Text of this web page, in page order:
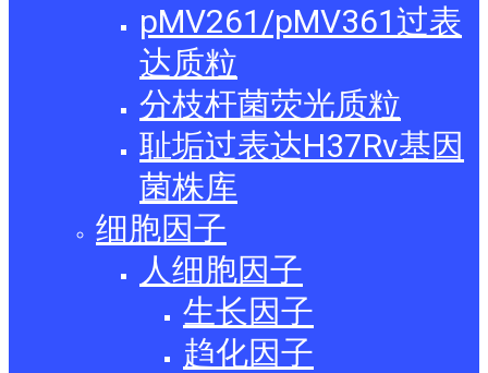
pMV261/pMV361过表
达质粒
分枝杆菌荧光质粒
耻垢过表达H37Rv基因
菌株库
细胞因子
人细胞因子
生长因子
趋化因子